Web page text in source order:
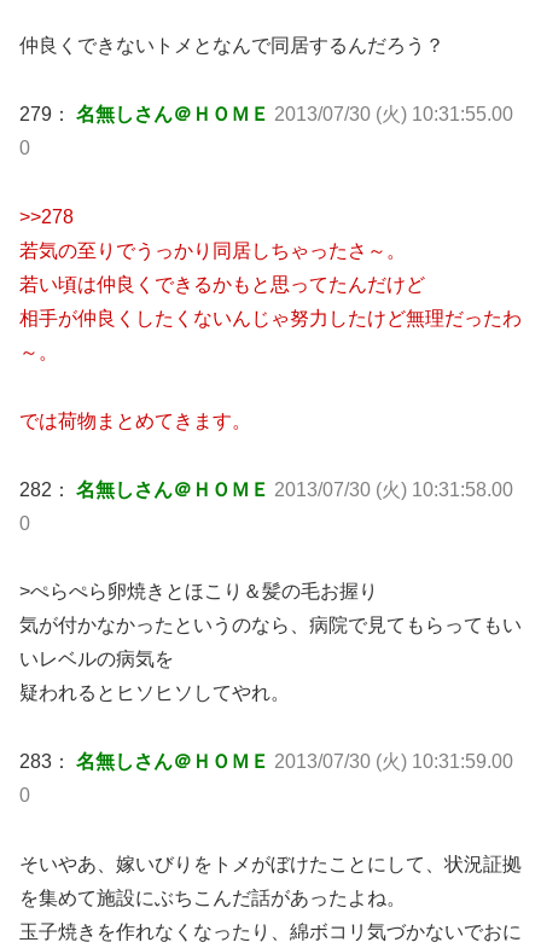
仲良くできないトメとなんで同居するんだろう？
279： 名無しさん＠ＨＯＭＥ 2013/07/30 (火) 10:31:55.00
0
>>278
若気の至りでうっかり同居しちゃったさ～。
若い頃は仲良くできるかもと思ってたんだけど
相手が仲良くしたくないんじゃ努力したけど無理だったわ
～。
では荷物まとめてきます。
282： 名無しさん＠ＨＯＭＥ 2013/07/30 (火) 10:31:58.00
0
>ぺらぺら卵焼きとほこり＆髪の毛お握り
気が付かなかったというのなら、病院で見てもらってもい
いレベルの病気を
疑われるとヒソヒソしてやれ。
283： 名無しさん＠ＨＯＭＥ 2013/07/30 (火) 10:31:59.00
0
そいやあ、嫁いびりをトメがぼけたことにして、状況証拠
を集めて施設にぶちこんだ話があったよね。
玉子焼きを作れなくなったり、綿ボコリ気づかないでおに